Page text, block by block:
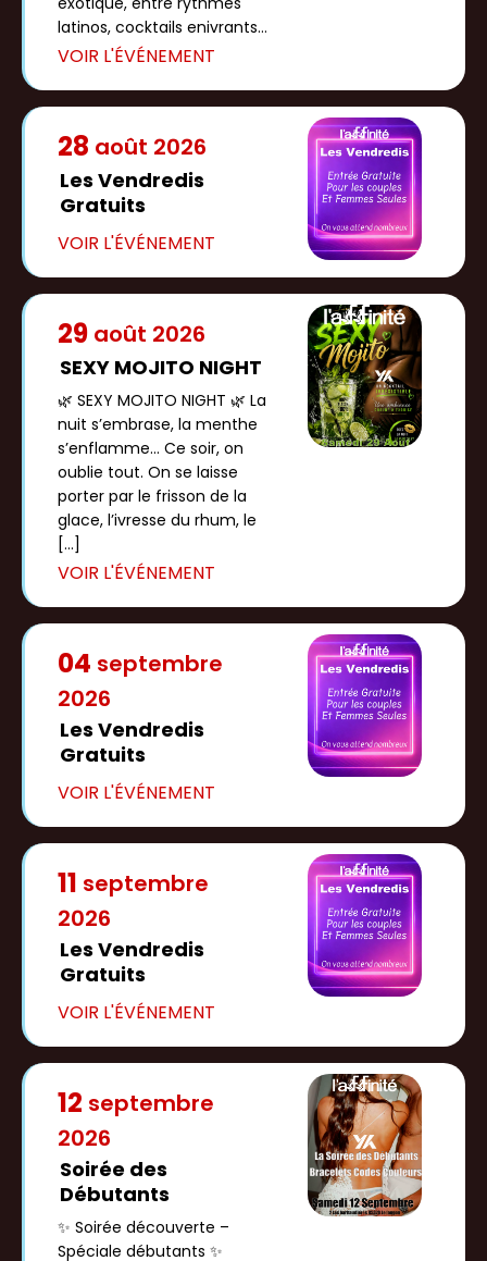
latinos, cocktails enivrants
et […]
28 août 2026
Les Vendredis
Gratuits
29 août 2026
SEXY MOJITO NIGHT
🌿 SEXY MOJITO NIGHT 🌿 La
nuit s’embrase, la menthe
s’enflamme... Ce soir, on
oublie tout. On se laisse
porter par le frisson de la
glace, l’ivresse du rhum, le
[…]
04 septembre
2026
Les Vendredis
Gratuits
11 septembre
2026
Les Vendredis
Gratuits
12 septembre
2026
Soirée des
Débutants
✨ Soirée découverte –
Spéciale débutants ✨